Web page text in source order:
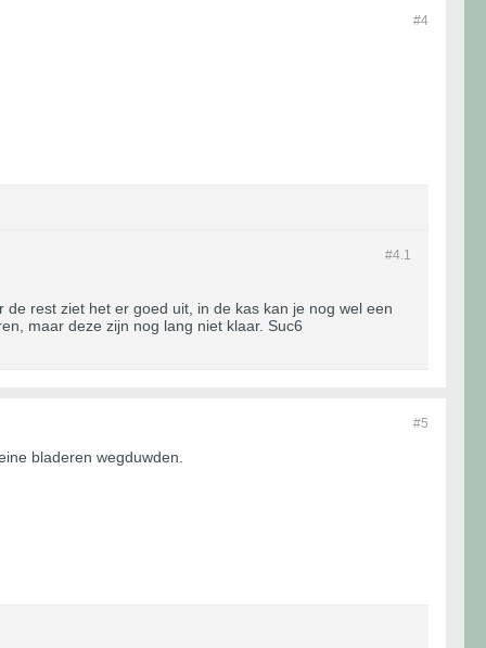
#4
#4. 1
rest ziet het er goed uit, in de kas kan je nog wel een
maar deze zijn nog lang niet klaar. Suc6
#5
bladeren wegduwden.